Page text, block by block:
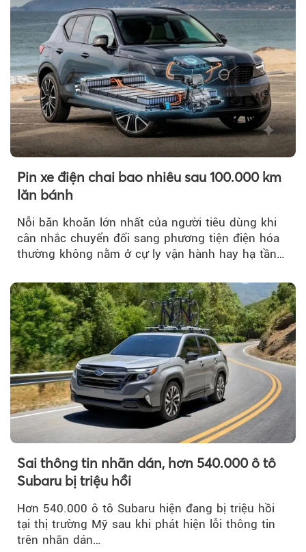
Pin xe điện chai bao nhiêu sau 100.000 km
lăn bánh
Nỗi băn khoăn lớn nhất của người tiêu dùng khi
cân nhắc chuyển đổi sang phương tiện điện hóa
thường không nằm ở cự ly vận hành hay hạ tầng
Sai thông tin nhãn dán, hơn 540.000 ô tô
Subaru bị triệu hồi
Hơn 540.000 ô tô Subaru hiện đang bị triệu hồi
tại thị trường Mỹ sau khi phát hiện lỗi thông tin
trên nhãn dán…